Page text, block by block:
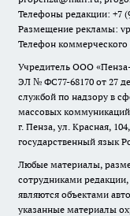
Телефоны редакции: +7
Размещение рекламы:
Телефон коммерческого
Учредитель ООО
ЭЛ № ФС77-68170 от 27
службой по надзору в
массовых
г. Пенза, ул. Красная,
государственный язык
Любые материалы,
сотрудниками
являются объектами
указанные материалы